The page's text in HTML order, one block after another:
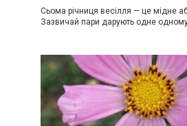
Сьома річниця весілля — це мідне
Зазвичай пари дарують одне